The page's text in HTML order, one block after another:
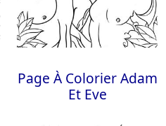
Page À Colorier Adam
Et Eve